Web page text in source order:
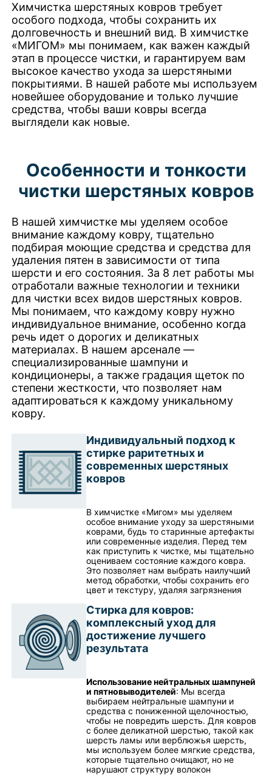
Химчистка шерстяных ковров требует
особого подхода, чтобы сохранить их
долговечность и внешний вид. В химчистке
«МИГОМ» мы понимаем, как важен каждый
этап в процессе чистки, и гарантируем вам
высокое качество ухода за шерстяными
покрытиями. В нашей работе мы используем
новейшее оборудование и только лучшие
средства, чтобы ваши ковры всегда
выглядели как новые.
Особенности и тонкости
чистки шерстяных ковров
В нашей химчистке мы уделяем особое
внимание каждому ковру, тщательно
подбирая моющие средства и средства для
удаления пятен в зависимости от типа
шерсти и его состояния. За 8 лет работы мы
отработали важные технологии и техники
для чистки всех видов шерстяных ковров.
Мы понимаем, что каждому ковру нужно
индивидуальное внимание, особенно когда
речь идет о дорогих и деликатных
материалах. В нашем арсенале —
специализированные шампуни и
кондиционеры, а также градация щеток по
степени жесткости, что позволяет нам
адаптироваться к каждому уникальному
ковру.
Индивидуальный подход к
стирке раритетных и
современных шерстяных
ковров
В химчистке «Мигом» мы уделяем
особое внимание уходу за шерстяными
коврами, будь то старинные артефакты
или современные изделия. Перед тем
как приступить к чистке, мы тщательно
оцениваем состояние каждого ковра.
Это позволяет нам выбрать наилучший
метод обработки, чтобы сохранить его
цвет и текстуру, удаляя загрязнения
Стирка для ковров:
комплексный уход для
достижение лучшего
результата
Использование нейтральных шампуней
и пятновыводителей: Мы всегда
выбираем нейтральные шампуни и
средства с пониженной щелочностью,
чтобы не повредить шерсть. Для ковров
с более деликатной шерстью, такой как
шерсть ламы или верблюжья шерсть,
мы используем более мягкие средства,
которые тщательно очищают, но не
нарушают структуру волокон